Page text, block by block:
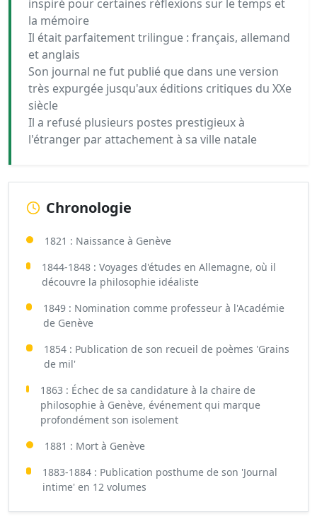
inspiré pour certaines réflexions sur le temps et
la mémoire
Il était parfaitement trilingue : français, allemand
et anglais
Son journal ne fut publié que dans une version
très expurgée jusqu'aux éditions critiques du XXe
siècle
Il a refusé plusieurs postes prestigieux à
l'étranger par attachement à sa ville natale
Chronologie
1821 : Naissance à Genève
1844-1848 : Voyages d'études en Allemagne, où il
découvre la philosophie idéaliste
1849 : Nomination comme professeur à l'Académie
de Genève
1854 : Publication de son recueil de poèmes 'Grains
de mil'
1863 : Échec de sa candidature à la chaire de
philosophie à Genève, événement qui marque
profondément son isolement
1881 : Mort à Genève
1883-1884 : Publication posthume de son 'Journal
intime' en 12 volumes